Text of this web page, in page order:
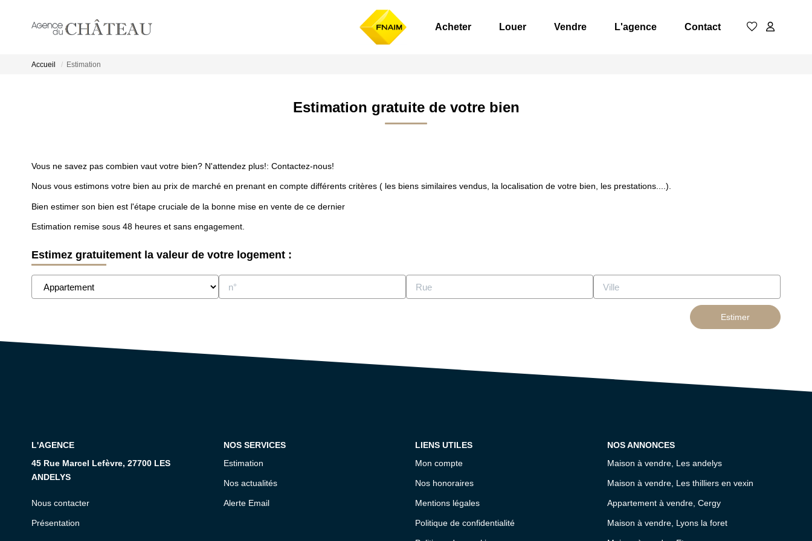
Acheter Louer Vendre L'agence Contact
Accueil Estimation
Estimation gratuite de votre bien
Vous ne savez pas combien vaut votre bien? N'attendez plus!: Contactez-nous!
Nous vous estimons votre bien au prix de marché en prenant en compte différents critères ( les biens similaires vendus, la localisation de votre bien, les prestations....).
Bien estimer son bien est l'étape cruciale de la bonne mise en vente de ce dernier
Estimation remise sous 48 heures et sans engagement.
Estimez gratuitement la valeur de votre logement :
Estimer
L'AGENCE
45 Rue Marcel Lefèvre, 27700 LES
ANDELYS
Nous contacter
Présentation
NOS SERVICES
Estimation
Nos actualités
Alerte Email
LIENS UTILES
Mon compte
Nos honoraires
Mentions légales
Politique de confidentialité
NOS ANNONCES
Maison à vendre, Les andelys
Maison à vendre, Les thilliers en vexin
Appartement à vendre, Cergy
Maison à vendre, Lyons la foret